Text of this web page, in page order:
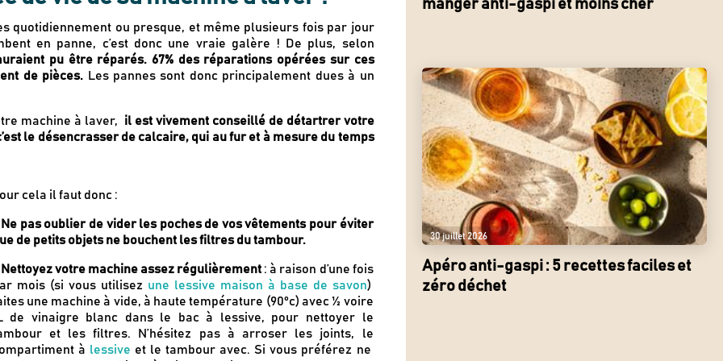
manger anti-gaspi et moins cher
30 juillet 2026
Apéro anti-gaspi : 5 recettes faciles et
zéro déchet
quotidiennement ou presque, et même plusieurs fois par jour
en panne, c’est donc une vraie galère ! De plus, selon
pu être réparés. 67% des réparations opérées sur ces
de pièces. Les pannes sont donc principalement dues à un
machine à laver,
il est vivement conseillé de détartrer votre
le désencrasser de calcaire, qui au fur et à mesure du temps
cela il faut donc :
pas oublier de vider les poches de vos vêtements pour éviter
de petits objets ne bouchent les filtres du tambour.
Nettoyez votre machine assez régulièrement : à raison d’une fois
mois (si vous utilisez une lessive maison à base de savon)
une machine à vide, à haute température (90°c) avec ½ voire
de vinaigre blanc dans le bac à lessive, pour nettoyer le
et les filtres. N’hésitez pas à arroser les joints, le
à lessive et le tambour avec. Si vous préférez ne